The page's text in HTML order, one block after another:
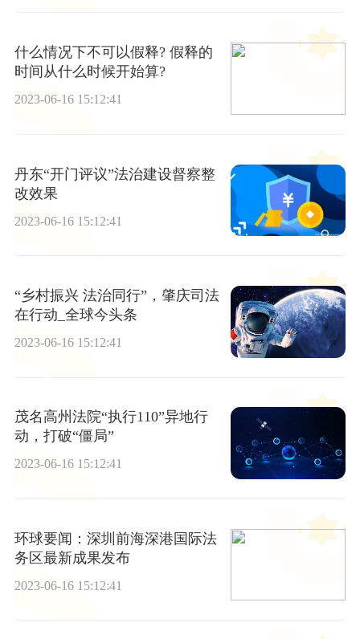
什么情况下不可以假释? 假释的
时间从什么时候开始算?
2023-06-16 15:12:41
丹东“开门评议”法治建设督察整
改效果
2023-06-16 15:12:41
“乡村振兴 法治同行”，肇庆司法
在行动_全球今头条
2023-06-16 15:12:41
茂名高州法院“执行110”异地行
动，打破“僵局”
2023-06-16 15:12:41
环球要闻：深圳前海深港国际法
务区最新成果发布
2023-06-16 15:12:41